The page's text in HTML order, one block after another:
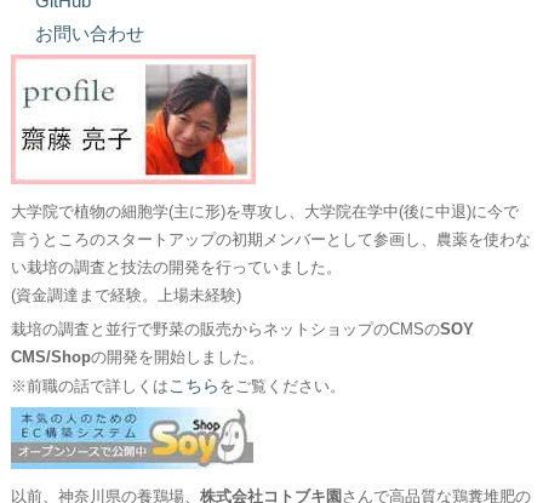
お問い合わせ
大学院で植物の細胞学(主に形)を専攻し、大学院在学中(後に中退)に今で
言うところのスタートアップの初期メンバーとして参画し、農薬を使わな
い栽培の調査と技法の開発を行っていました。
(資金調達まで経験。上場未経験)
栽培の調査と並行で野菜の販売からネットショップのCMSのSOY
CMS/Shopの開発を開始しました。
※前職の話で詳しくは こちら をご覧ください。
以前、神奈川県の養鶏場、 株式会社コトブキ園 さんで高品質な鶏糞堆肥の